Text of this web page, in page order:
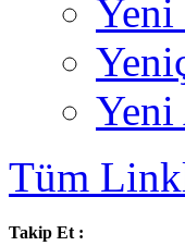
Yeni
Yeni
Tüm
Takip Et :